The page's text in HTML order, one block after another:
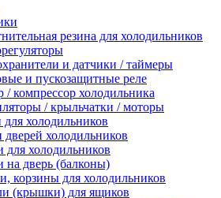
резина для холодильников
и датчики / таймеры
и пускозащитные реле
/ компрессор холодильника
/ крыльчатки / моторы
для холодильников
дверей холодильников
для холодильников
на дверь (балконы)
корзины для холодильников
(крышки) для ящиков